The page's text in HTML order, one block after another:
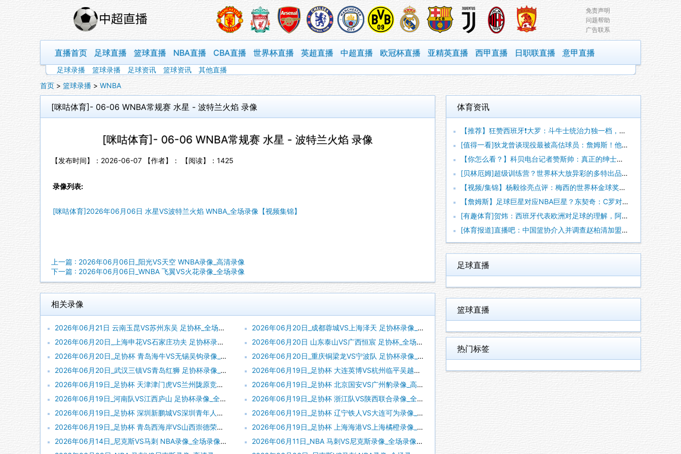
免责声明
问题帮助
广告联系
直播首页 足球直播 篮球直播 NBA直播 CBA直播 世界杯直播 英超直播 中超直播 欧冠杯直播 亚精英直播 西甲直播 日职联直播 意甲直播
足球录播 篮球录播 足球资讯 篮球资讯
其他直播
首页 > 篮球录播 > WNBA
[咪咕体育]- 06-06 WNBA常规赛 水星 - 波特兰火焰 录像
[咪咕体育]- 06-06 WNBA常规赛 水星 - 波特兰火焰 录像
【发布时间】：2026-06-07 【作者】： 【阅读】： 1425
录像列表:
[咪咕体育]2026年06月06日 水星VS波特兰火焰 WNBA_全场录像【视频集锦】
上一篇 : 2026年06月06日_阳光VS天空 WNBA录像_高清录像
下一篇 : 2026年06月06日_WNBA 飞翼VS火花录像_全场录像
相关录像
2026年06月21日 云南玉昆VS苏州东吴 足协杯_全场录像【全场回放】
2026年06月20日_成都蓉城VS上海泽天 足协杯录像_全场录像【全场回放】
2026年06月20日_上海申花VS石家庄功夫 足协杯录像_高清录像【全场回放】
2026年06月20日 山东泰山VS广西恒宸 足协杯_全场录像【全场回放】
2026年06月20日_足协杯 青岛海牛VS无锡吴钩录像_全场录像【视频集锦】
2026年06月20日_重庆铜梁龙VS宁波队 足协杯录像_高清录像【全场回放】
2026年06月20日_武汉三镇VS青岛红狮 足协杯录像_全场录像【高清回放】
2026年06月19日_足协杯 大连英博VS杭州临平吴越录像_全场录像【全场回放】
2026年06月19日_足协杯 天津津门虎VS兰州陇原竞技录像_全场录像【视频集锦】
2026年06月19日_足协杯 北京国安VS广州豹录像_高清录像【全场回放】
2026年06月19日_河南队VS江西庐山 足协杯录像_全场录像【视频集锦】
2026年06月19日_足协杯 浙江队VS陕西联合录像_全场录像【高清回放】
2026年06月19日_足协杯 深圳新鹏城VS深圳青年人录像_全场录像【视频集锦】
2026年06月19日_足协杯 辽宁铁人VS大连可为录像_全场录像【全场回放】
2026年06月19日_足协杯 青岛西海岸VS山西崇德荣海录像_全场录像【高清回放】
2026年06月19日_足协杯 上海海港VS上海橘橙录像_高清录像【全场回放】
2026年06月14日_尼克斯VS马刺 NBA录像_全场录像【全场回放】
2026年06月11日_NBA 马刺VS尼克斯录像_全场录像【全场回放】
体育资讯
【推荐】狂赞西班牙❗大罗：斗牛士统治力独一档，阿根廷有梅西也
[值得一看]狄龙曾谈现役最被高估球员：詹姆斯！他的时代结束了
【你怎么看？】科贝电台记者赞斯帅：真正的绅士，拥抱德拉富恩特
[贝林厄姆]超级训练营？世界杯大放异彩的多特出品球员！
【视频/集锦】杨毅徐亮点评：梅西的世界杯金球奖竟被罗德里“抢
【詹姆斯】足球巨星对应NBA巨星？东契奇：C罗对应勒布朗，梅
[有趣体育]贺炜：西班牙代表欧洲对足球的理解，阿根廷代表南美
[体育报道]直播吧：中国篮协介入并调查赵柏清加盟日本联赛一事
足球直播
篮球直播
热门标签